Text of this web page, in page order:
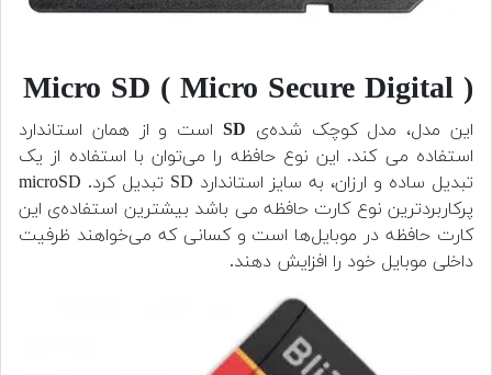
( Micro SD ( Micro Secure Digital
این مدل، مدل کوچک شده‌ی SD است و از همان استاندارد
استفاده می کند. این نوع حافظه را می‌توان با استفاده از یک
تبدیل ساده و ارزان، به سایز استاندارد SD تبدیل کرد. microSD
پرکاربردترین نوع کارت‌ حافظه می باشد بیشترین استفاده‌ی این
کارت حافظه در موبایل‌ها است و کسانی که می‌خواهند ظرفیت
داخلی موبایل خود را افزایش دهند.